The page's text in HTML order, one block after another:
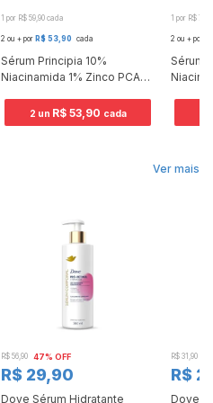
1 por R$ 59,90 cada
2 ou + por R$ 53,90 cada
Sérum Principia 10%
Niacinamida 1% Zinco PCA
2 un R$ 53,90 cada
1 por R$
2 ou + por
Sérum
Ver mais
R$ 56,90 47% OFF
R$ 29,90
Dove Sérum Hidratante
R$ 31,90
R$
Dove